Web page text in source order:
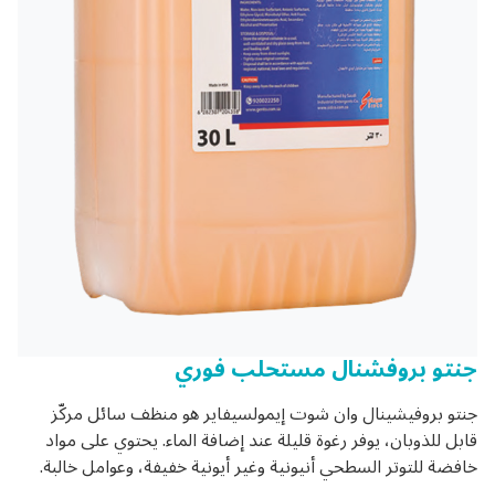
جنتو بروفشنال مستحلب فوري
جنتو بروفيشينال وان شوت إيمولسيفاير هو منظف سائل مركّز
قابل للذوبان، يوفر رغوة قليلة عند إضافة الماء. يحتوي على مواد
خافضة للتوتر السطحي أنيونية وغير أيونية خفيفة، وعوامل خالبة.